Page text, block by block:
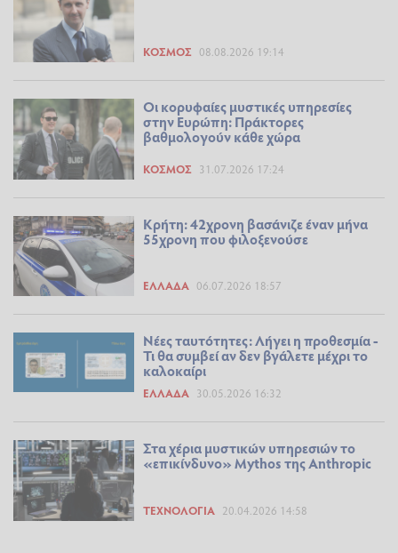
ΚΌΣΜΟΣ 08.08.2026 19:14
Οι κορυφαίες μυστικές υπηρεσίες
στην Ευρώπη: Πράκτορες
βαθμολογούν κάθε χώρα
ΚΌΣΜΟΣ 31.07.2026 17:24
Κρήτη: 42χρονη βασάνιζε έναν μήνα
55χρονη που φιλοξενούσε
ΕΛΛΆΔΑ 06.07.2026 18:57
Νέες ταυτότητες: Λήγει η προθεσμία -
Τι θα συμβεί αν δεν βγάλετε μέχρι το
καλοκαίρι
ΕΛΛΆΔΑ 30.05.2026 16:32
Στα χέρια μυστικών υπηρεσιών το
«επικίνδυνο» Mythos της Anthropic
ΤΕΧΝΟΛΟΓΊΑ 20.04.2026 14:58